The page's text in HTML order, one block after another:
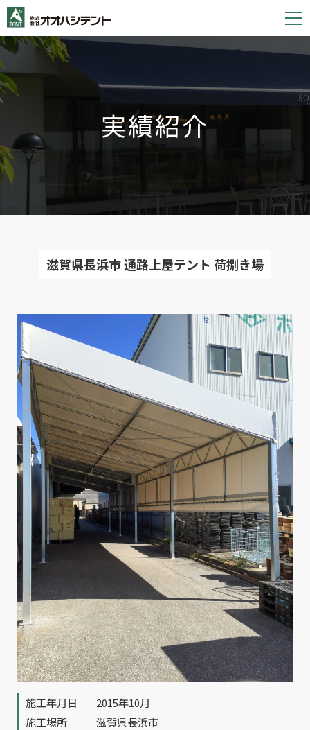
i
p
t
o
o
n
t
実績紹介
滋賀県長浜市 通路上屋テント 荷捌き場
施工年月日
2015年10月
施工場所
滋賀県長浜市